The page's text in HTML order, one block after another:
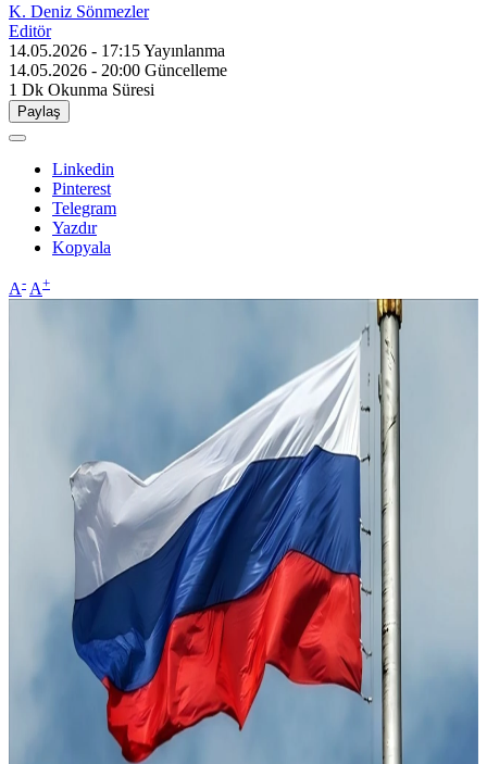
K. Deniz Sönmezler
Editör
14.05.2026 - 17:15Yayınlanma
14.05.2026 - 20:00 Güncelleme
1 Dk Okunma Süresi
Paylaş
Linkedin
Pinterest
Telegram
Yazdır
Kopyala
A- A+